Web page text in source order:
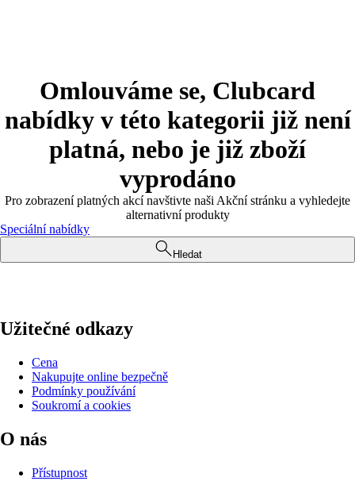
Omlouváme se, Clubcard
nabídky v této kategorii již není
platná, nebo je již zboží
vyprodáno
Pro zobrazení platných akcí navštivte naši Akční stránku a vyhledejte
alternativní produkty
Speciální nabídky
Hledat
Užitečné odkazy
Cena
Nakupujte online bezpečně
Podmínky používání
Soukromí a cookies
O nás
Přístupnost